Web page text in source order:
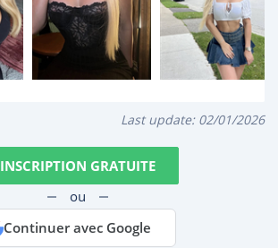
Last update: 02/01/2026
INSCRIPTION GRATUITE
ou
Continuer avec Google